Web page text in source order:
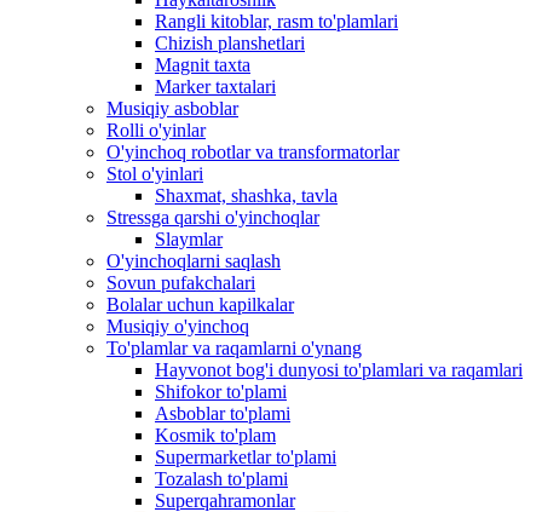
Rangli kitoblar, rasm to'plamlari
Chizish planshetlari
Magnit taxta
Marker taxtalari
Musiqiy asboblar
Rolli o'yinlar
O'yinchoq robotlar va transformatorlar
Stol o'yinlari
Shaxmat, shashka, tavla
Stressga qarshi o'yinchoqlar
Slaymlar
O'yinchoqlarni saqlash
Sovun pufakchalari
Bolalar uchun kapilkalar
Musiqiy o'yinchoq
To'plamlar va raqamlarni o'ynang
Hayvonot bog'i dunyosi to'plamlari va raqamlari
Shifokor to'plami
Asboblar to'plami
Kosmik to'plam
Supermarketlar to'plami
Tozalash to'plami
Superqahramonlar